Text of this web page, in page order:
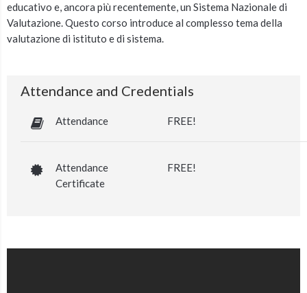
educativo e, ancora più recentemente, un Sistema Nazionale di
Valutazione. Questo corso introduce al complesso tema della
valutazione di istituto e di sistema.
Attendance and Credentials
Attendance FREE!
Attendance
Certificate
FREE!